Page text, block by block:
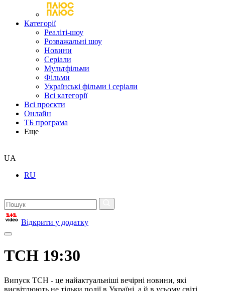
Категорії
Реаліті-шоу
Розважальні шоу
Новини
Серіали
Мультфільми
Фільми
Українські фільми і серіали
Всі категорії
Всі проєкти
Онлайн
ТБ програма
Еще
UA
RU
Відкрити у додатку
ТСН 19:30
Випуск ТСН - це найактуальніші вечірні новини, які
висвітлюють не тільки події в Україні, а й в усьому світі.